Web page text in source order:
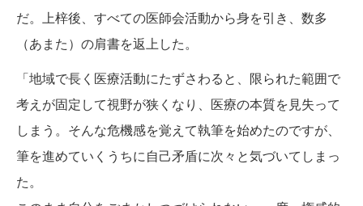
だ。上梓後、すべての医師会活動から身を引き、数多
（あまた）の肩書を返上した。
「地域で長く医療活動にたずさわると、限られた範囲で
考えが固定して視野が狭くなり、医療の本質を見失って
しまう。そんな危機感を覚えて執筆を始めたのですが、
筆を進めていくうちに自己矛盾に次々と気づいてしまっ
た。